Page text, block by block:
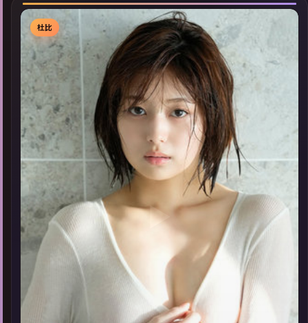
▶
杜比